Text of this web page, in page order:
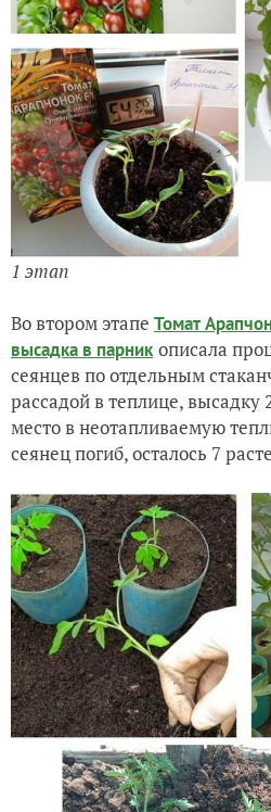
1 этап
Во втором этапе Томат
высадка в парник описала
сеянцев по отдельным
рассадой в теплице, высадку
место в неотапливаемую
сеянец погиб, осталось 7